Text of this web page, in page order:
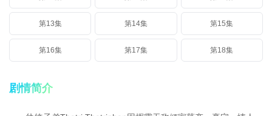
第13集 第14集 第15集
第16集 第17集 第18集
剧情简介